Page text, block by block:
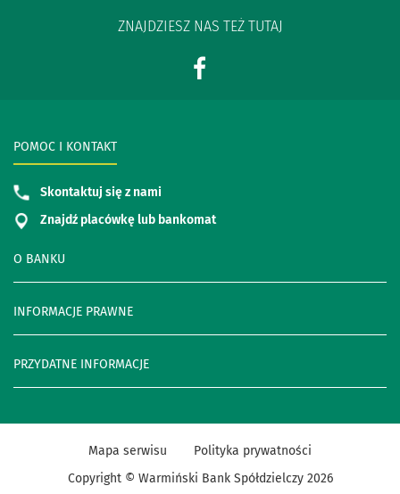
ZNAJDZIESZ NAS TEŻ TUTAJ
O BANKU
INFORMACJE PRAWNE
PRZYDATNE INFORMACJE
POMOC I KONTAKT
Skontaktuj się z nami
Znajdź placówkę lub bankomat
Mapa serwisu
Polityka prywatności
Copyright © Warmiński Bank Spółdzielczy 2026